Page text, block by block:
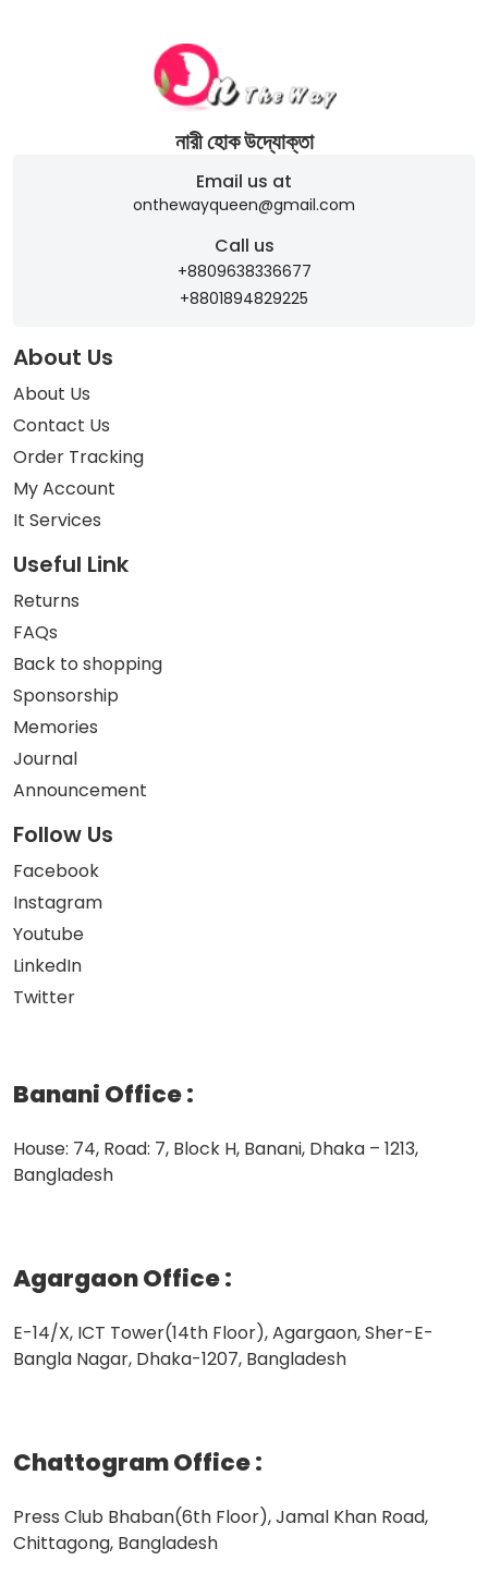
নারী হোক উদ্যোক্তা
Email us at
onthewayqueen@gmail.com
Call us
+8809638336677
+8801894829225
About Us
About Us
Contact Us
Order Tracking
My Account
It Services
Useful Link
Returns
FAQs
Back to shopping
Sponsorship
Memories
Journal
Announcement
Follow Us
Facebook
Instagram
Youtube
LinkedIn
Twitter
Banani Office:
House: 74, Road: 7, Block H, Banani, Dhaka – 1213,
Bangladesh
Agargaon Office:
E-14/X, ICT Tower(14th Floor), Agargaon, Sher-E-
Bangla Nagar, Dhaka-1207, Bangladesh
Chattogram Office:
Press Club Bhaban(6th Floor), Jamal Khan Road,
Chittagong, Bangladesh